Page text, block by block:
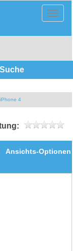
Suche
iPhone 4
Ansichts-Optionen